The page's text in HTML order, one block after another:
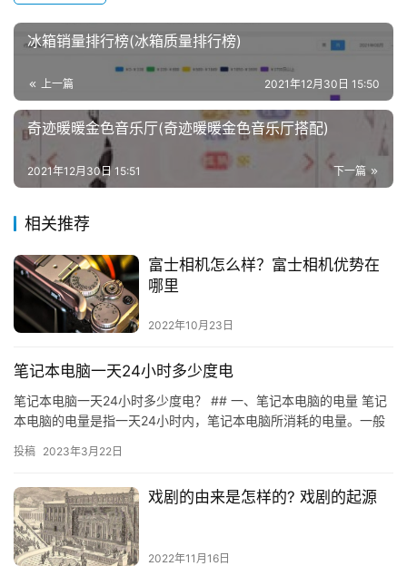
冰箱销量排行榜(冰箱质量排行榜)
上一篇 2021年12月30日 15:50
奇迹暖暖金色音乐厅(奇迹暖暖金色音乐厅搭配)
下一篇
2021年12月30日 15:51
相关推荐
富士相机怎么样？富士相机优势在
哪里
2022年10月23日
笔记本电脑一天24小时多少度电
笔记本电脑一天24小时多少度电？ ## 一、笔记本电脑的电量 笔记
本电脑的电量是指一天24小时内，笔记本电脑所消耗的电量。一般
投稿 2023年3月22日
戏剧的由来是怎样的? 戏剧的起源
2022年11月16日